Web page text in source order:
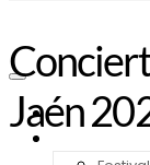
Noticias
Jaén